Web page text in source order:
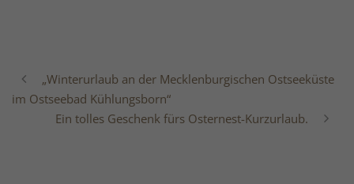
„Winterurlaub an der Mecklenburgischen Ostseeküste
im Ostseebad Kühlungsborn“
Ein tolles Geschenk fürs Osternest-Kurzurlaub.